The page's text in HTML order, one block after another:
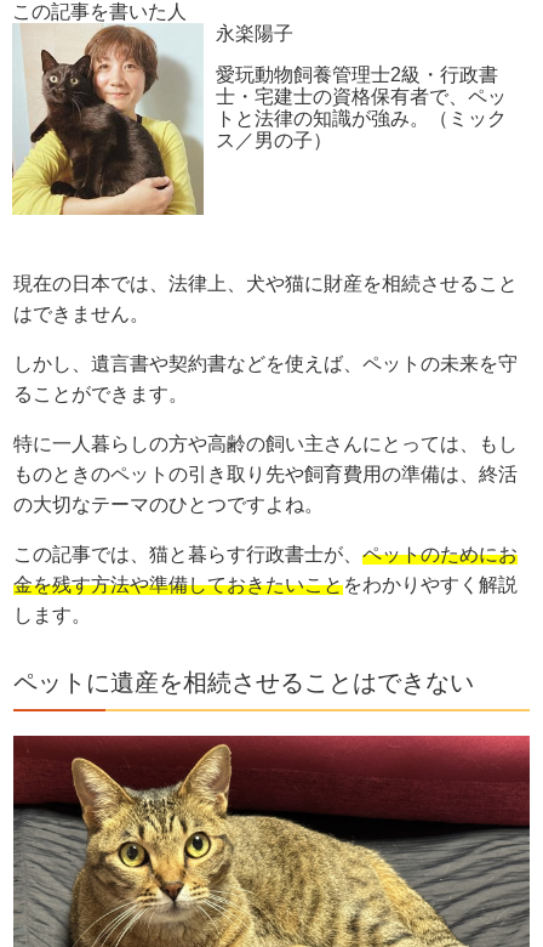
この記事を書いた人
永楽陽子
愛玩動物飼養管理士2級・行政書
士・宅建士の資格保有者で、ペッ
トと法律の知識が強み。（ミック
ス／男の子）
現在の日本では、法律上、犬や猫に財産を相続させること
はできません。
しかし、遺言書や契約書などを使えば、ペットの未来を守
ることができます。
特に一人暮らしの方や高齢の飼い主さんにとっては、もし
ものときのペットの引き取り先や飼育費用の準備は、終活
の大切なテーマのひとつですよね。
この記事では、猫と暮らす行政書士が、ペットのためにお
金を残す方法や準備しておきたいことをわかりやすく解説
します。
ペットに遺産を相続させることはできない